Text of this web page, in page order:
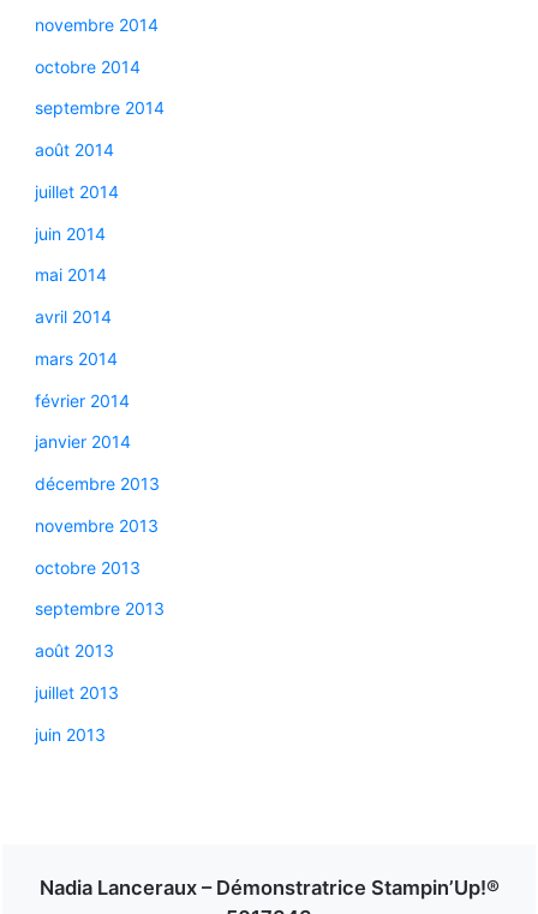
novembre 2014
octobre 2014
septembre 2014
août 2014
juillet 2014
juin 2014
mai 2014
avril 2014
mars 2014
février 2014
janvier 2014
décembre 2013
novembre 2013
octobre 2013
septembre 2013
août 2013
juillet 2013
juin 2013
Nadia Lanceraux – Démonstratrice Stampin’Up!®